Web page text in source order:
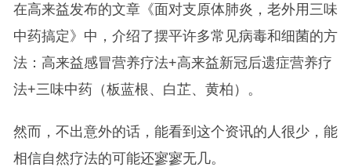
在高来益发布的文章《面对支原体肺炎，老外用三味
中药搞定》中，介绍了摆平许多常见病毒和细菌的方
法：高来益感冒营养疗法+高来益新冠后遗症营养疗
法+三味中药（板蓝根、白芷、黄柏）。
然而，不出意外的话，能看到这个资讯的人很少，能
相信自然疗法的可能还寥寥无几。